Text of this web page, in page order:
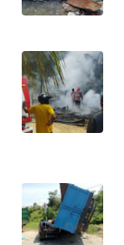
RIAU
WN
SERAMBI
JAMBI
WN